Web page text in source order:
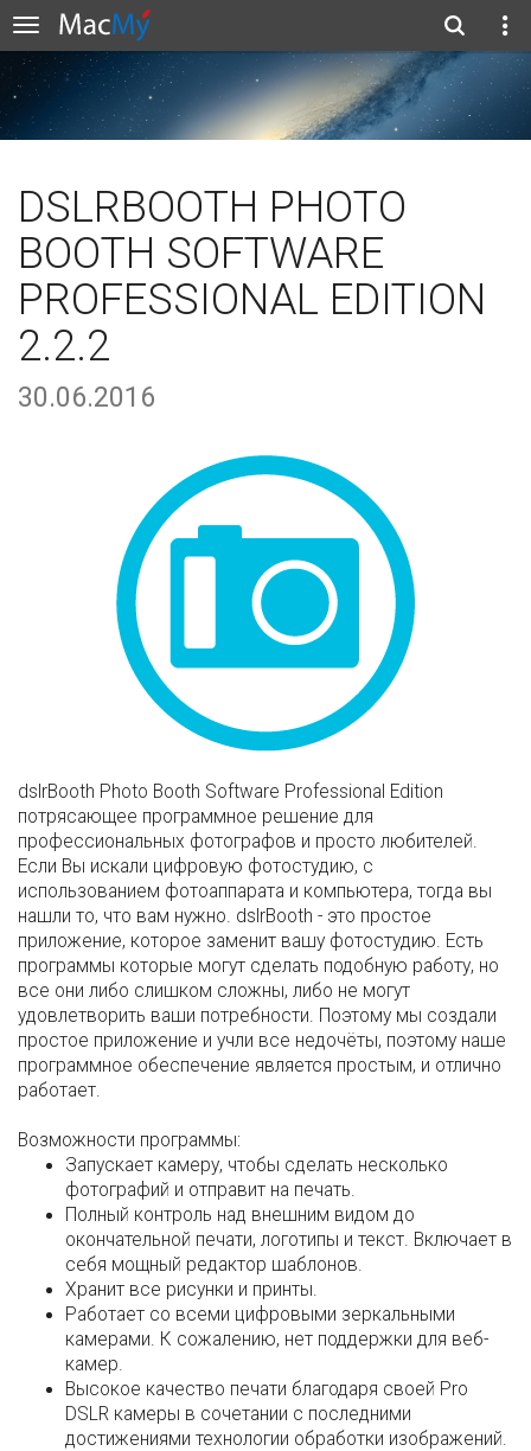
DSLRBOOTH PHOTO
BOOTH SOFTWARE
PROFESSIONAL EDITION
2.2.2
30.06.2016
dslrBooth Photo Booth Software Professional Edition
потрясающее программное решение для
профессиональных фотографов и просто любителей.
Если Вы искали цифровую фотостудию, с
использованием фотоаппарата и компьютера, тогда вы
нашли то, что вам нужно. dslrBooth - это простое
приложение, которое заменит вашу фотостудию. Есть
программы которые могут сделать подобную работу, но
все они либо слишком сложны, либо не могут
удовлетворить ваши потребности. Поэтому мы создали
простое приложение и учли все недочёты, поэтому наше
программное обеспечение является простым, и отлично
работает.
Возможности программы:
Запускает камеру, чтобы сделать несколько
фотографий и отправит на печать.
Полный контроль над внешним видом до
окончательной печати, логотипы и текст. Включает в
себя мощный редактор шаблонов.
Хранит все рисунки и принты.
Работает со всеми цифровыми зеркальными
камерами. К сожалению, нет поддержки для веб-
камер.
Высокое качество печати благодаря своей Pro
DSLR камеры в сочетании с последними
достижениями технологии обработки изображений.